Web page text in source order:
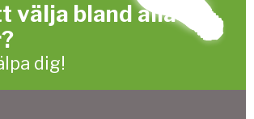
välja bland alla
dig!